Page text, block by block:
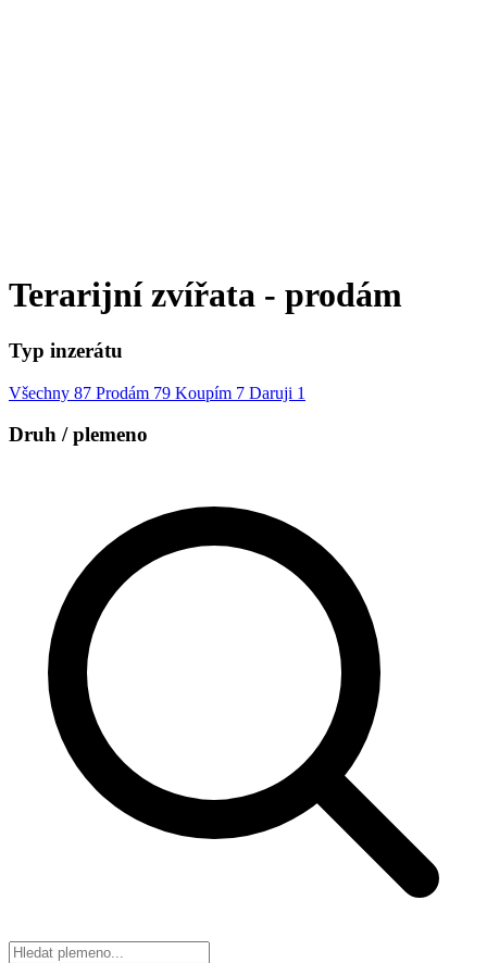
Terarijní zvířata - prodám
Typ inzerátu
Všechny 87 Prodám 79 Koupím 7 Daruji 1
Druh / plemeno